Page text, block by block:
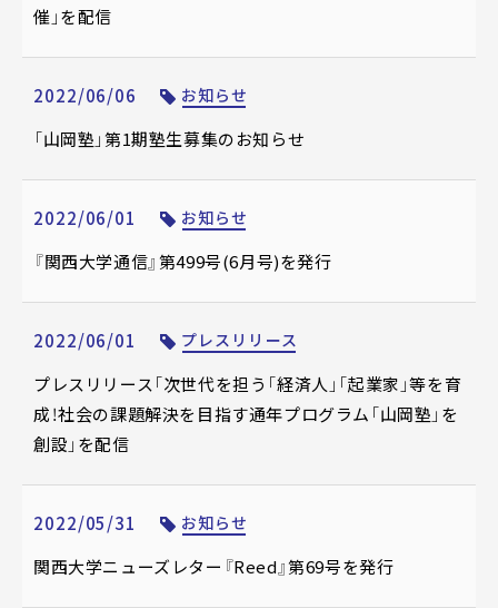
催」を配信
2022/06/06 お知らせ
「山岡塾」第1期塾生募集のお知らせ
2022/06/01 お知らせ
『関西大学通信』第499号(6月号)を発行
2022/06/01 プレスリリース
プレスリリース「次世代を担う「経済人」「起業家」等を育
成！社会の課題解決を目指す通年プログラム「山岡塾」を
創設」を配信
2022/05/31 お知らせ
関西大学ニューズレター『Reed』第69号を発行